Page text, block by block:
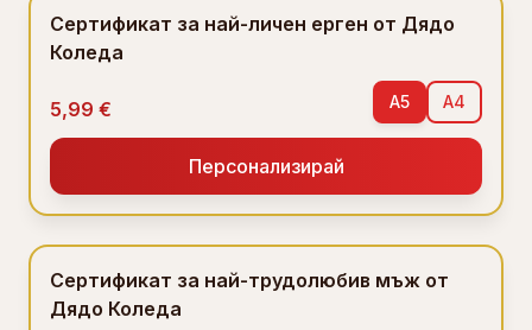
Сертификат за най-личен ерген от Дядо
Коледа
5,99 € A5 A4
Персонализирай
Сертификат за най-трудолюбив мъж от
Дядо Коледа